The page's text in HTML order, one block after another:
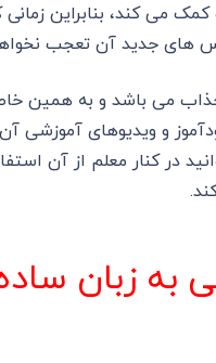
می کند، بنابراین زمانی
های جدید آن تعجب
می باشد و به همین
و ویدیوهای آموزشی
در کنار معلم از آن
به زبان